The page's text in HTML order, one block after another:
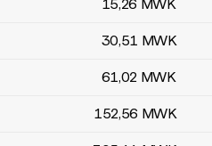
15,26 MWK
30,51 MWK
61,02 MWK
152,56 MWK